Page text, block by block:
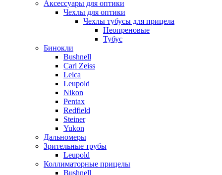
Аксессуары для оптики
Чехлы для оптики
Чехлы тубусы для прицела
Неопреновые
Тубус
Бинокли
Bushnell
Carl Zeiss
Leica
Leupold
Nikon
Pentax
Redfield
Steiner
Yukon
Дальномеры
Зрительные трубы
Leupold
Коллиматорные прицелы
Bushnell